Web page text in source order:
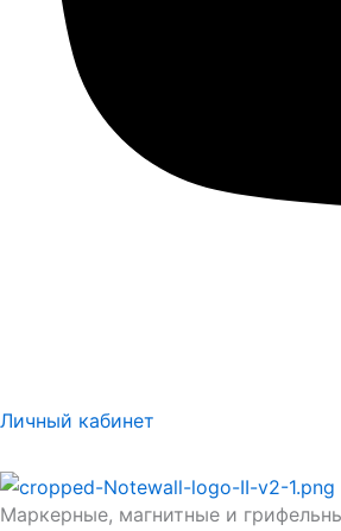
Личный кабинет
Маркерные, магнитные и